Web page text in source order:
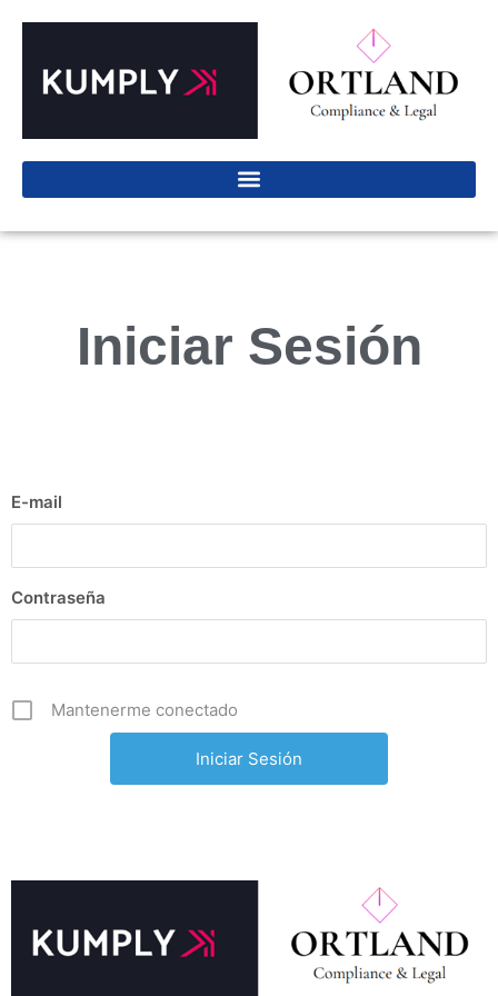
Iniciar Sesión
E-mail
Contraseña
Mantenerme conectado